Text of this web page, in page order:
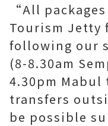
“All
Tourism Jetty
following our
(8-8.30am
4.30pm Mabul
transfers
be possible